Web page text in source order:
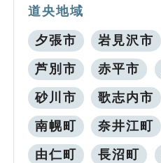
道央地域
夕張市 岩見沢市
芦別市 赤平市
砂川市 歌志内市
南幌町 奈井江町
由仁町 長沼町